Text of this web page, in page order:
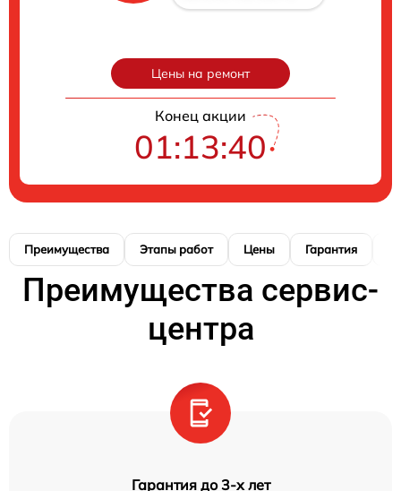
Цены на ремонт
Конец акции
01:13:39
Преимущества Этапы работ Цены Гарантия
Преимущества сервис-
центра
Гарантия до 3-х лет